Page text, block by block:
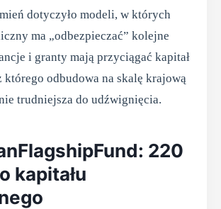
dotyczyło modeli, w których
ma „odbezpieczać” kolejne
i granty mają przyciągać kapitał
którego odbudowa na skalę krajową
trudniejsza do udźwignięcia.
220
kapitału